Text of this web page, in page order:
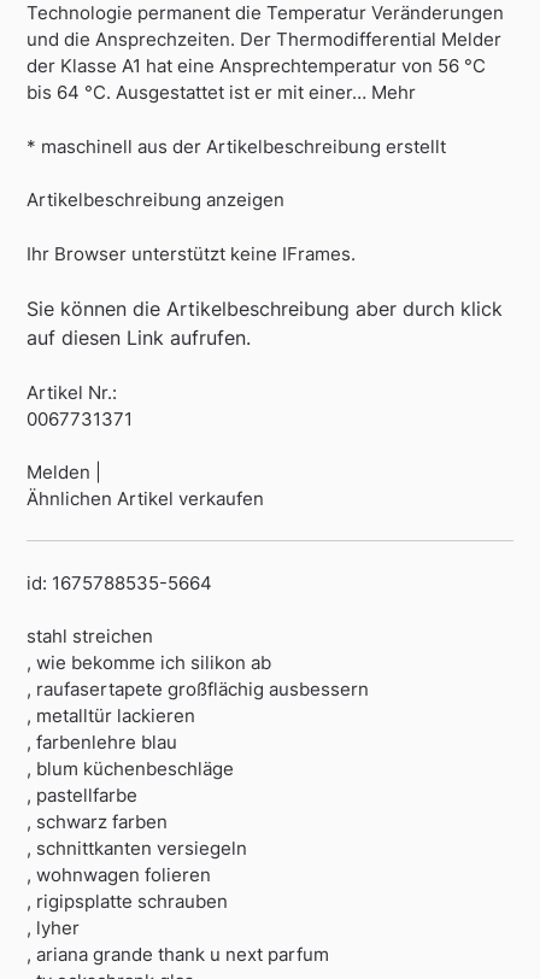
Technologie permanent die Temperatur Veränderungen
und die Ansprechzeiten. Der Thermodifferential Melder
der Klasse A1 hat eine Ansprechtemperatur von 56 °C
bis 64 °C. Ausgestattet ist er mit einer… Mehr
* maschinell aus der Artikelbeschreibung erstellt
Artikelbeschreibung anzeigen
Ihr Browser unterstützt keine IFrames.
Sie können die Artikelbeschreibung aber durch klick
auf diesen Link aufrufen.
Artikel Nr.:
0067731371
Melden |
Ähnlichen Artikel verkaufen
id: 1675788535-5664
stahl streichen
, wie bekomme ich silikon ab
, raufasertapete großflächig ausbessern
, metalltür lackieren
, farbenlehre blau
, blum küchenbeschläge
, pastellfarbe
, schwarz farben
, schnittkanten versiegeln
, wohnwagen folieren
, rigipsplatte schrauben
, lyher
, ariana grande thank u next parfum